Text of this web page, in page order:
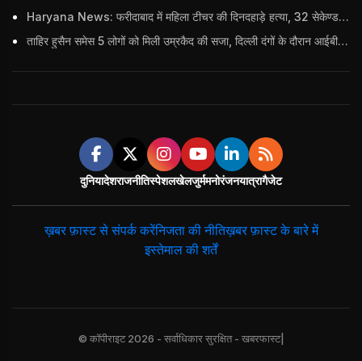
Haryana News: फरीदाबाद में महिला टीचर की दिनदहाड़े हत्या, 32 सेकेण्ड में 34 बार किया वार
ताहिर हुसैन समेस 5 लोगों को मिली उम्रकैद की सजा, दिल्ली दंगों के दौरान आईबी अधिकारी का किया था कत्ल
दुनियादेशराजनीतिस्पेशलखेलजुर्ममनोरंजनयात्रागैजेट
ख़बर फ़ास्ट से संपर्क करेंनिजता की नीतिख़बर फ़ास्ट के बारे में
इस्तेमाल की शर्तें
© कॉपीराइट 2026 - सर्वाधिकार सुरक्षित - खबरफास्ट|